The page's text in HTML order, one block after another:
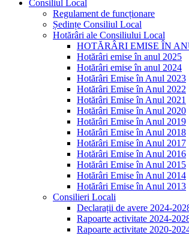
Consiliul Local
Regulament de funcționare
Ședințe Consiliul Local
Hotărâri ale Consiliului Local
HOTĂRÂRI EMISE ÎN
Hotărâri emise în anul 2025
Hotărâri emise în anul 2024
Hotărâri Emise în Anul 2023
Hotărâri Emise în Anul 2022
Hotărâri Emise în Anul 2021
Hotărâri Emise în Anul 2020
Hotărâri Emise în Anul 2019
Hotărâri Emise în Anul 2018
Hotărâri Emise în Anul 2017
Hotărâri Emise în Anul 2016
Hotărâri Emise în Anul 2015
Hotărâri Emise în Anul 2014
Hotărâri Emise în Anul 2013
Consilieri Locali
Declarații de avere 2024-
Rapoarte activitate 2024-
Rapoarte activitate 2020-